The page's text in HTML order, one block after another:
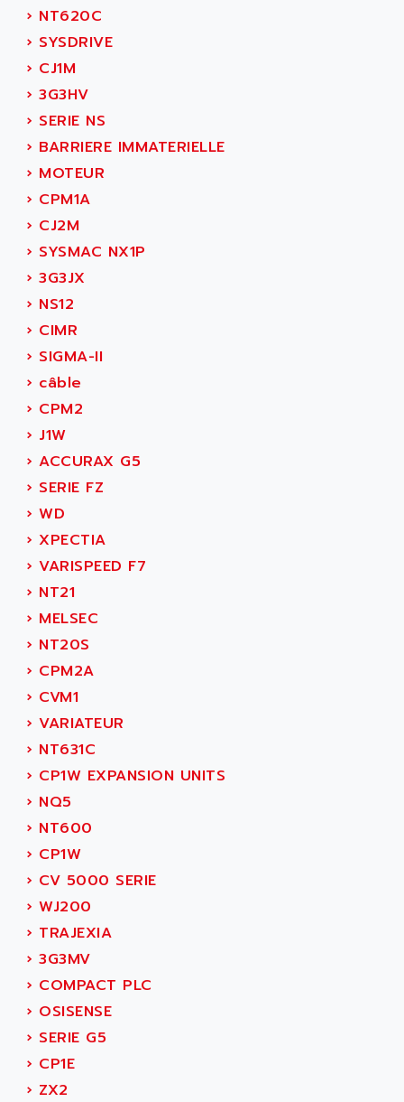
› NT620C
› SYSDRIVE
› CJ1M
› 3G3HV
› SERIE NS
› BARRIERE IMMATERIELLE
› MOTEUR
› CPM1A
› CJ2M
› SYSMAC NX1P
› 3G3JX
› NS12
› CIMR
› SIGMA-II
› câble
› CPM2
› J1W
› ACCURAX G5
› SERIE FZ
› WD
› XPECTIA
› VARISPEED F7
› NT21
› MELSEC
› NT20S
› CPM2A
› CVM1
› VARIATEUR
› NT631C
› CP1W EXPANSION UNITS
› NQ5
› NT600
› CP1W
› CV 5000 SERIE
› WJ200
› TRAJEXIA
› 3G3MV
› COMPACT PLC
› OSISENSE
› SERIE G5
› CP1E
› ZX2